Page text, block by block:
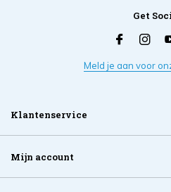
Get
Meld je aan voor
Klantenservice
Mijn account